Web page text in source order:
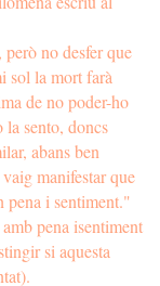
no desfer que
sol la mort farà
de no poder-ho
sento, doncs
abans ben
manifestar que
pena i sentiment."
pena isentiment
si aquesta